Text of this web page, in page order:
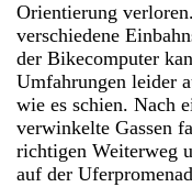
Orientierung
verschiedene
der Bikecomputer
Umfahrungen leider
wie es schien. Nach
verwinkelte Gassen
richtigen Weiterweg
auf der